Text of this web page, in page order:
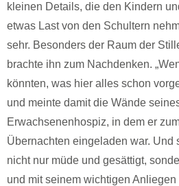
kleinen Details, die den Kindern
etwas Last von den Schultern
sehr. Besonders der Raum der
brachte ihn zum Nachdenken.
könnten, was hier alles schon
und meinte damit die Wände
Erwachsenenhospiz, in dem er
Übernachten eingeladen war. Und
nicht nur müde und gesättigt,
und mit seinem wichtigen Anliegen